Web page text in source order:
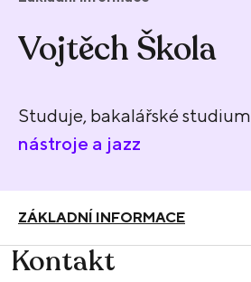
Vojtěch Škola
Studuje, bakalářské studium
nástroje a jazz
ZÁKLADNÍ INFORMACE
Kontakt